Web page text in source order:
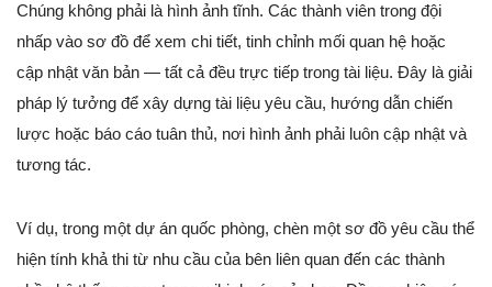
Chúng không phải là hình ảnh tĩnh. Các thành viên trong đội
nhấp vào sơ đồ để xem chi tiết, tinh chỉnh mối quan hệ hoặc
cập nhật văn bản — tất cả đều trực tiếp trong tài liệu. Đây là giải
pháp lý tưởng để xây dựng tài liệu yêu cầu, hướng dẫn chiến
lược hoặc báo cáo tuân thủ, nơi hình ảnh phải luôn cập nhật và
tương tác.
Ví dụ, trong một dự án quốc phòng, chèn một sơ đồ yêu cầu thể
hiện tính khả thi từ nhu cầu của bên liên quan đến các thành